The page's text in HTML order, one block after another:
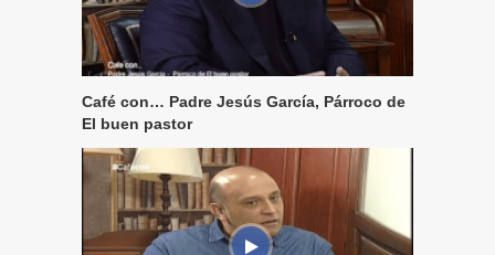
Café con… Padre Jesús García, Párroco de
El buen pastor